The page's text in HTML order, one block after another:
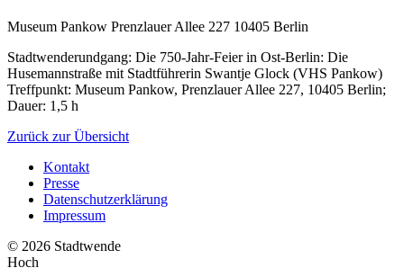
Museum Pankow Prenzlauer Allee 227 10405 Berlin
Stadtwenderundgang: Die 750-Jahr-Feier in Ost-Berlin: Die
Husemannstraße mit Stadtführerin Swantje Glock (VHS Pankow)
Treffpunkt: Museum Pankow, Prenzlauer Allee 227, 10405 Berlin;
Dauer: 1,5 h
Zurück zur Übersicht
Kontakt
Presse
Datenschutzerklärung
Impressum
© 2026 Stadtwende
Hoch